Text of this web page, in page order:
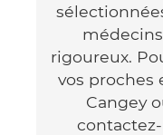
rigoureux.
vos proches
Cangey